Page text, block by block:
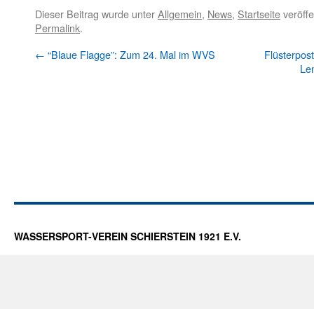
Dieser Beitrag wurde unterAllgemein, News, Startseite
Permalink.
← “Blaue Flagge”: Zum 24. Mal im WVS
WASSERSPORT-VEREIN SCHIERSTEIN 1921 E.V.